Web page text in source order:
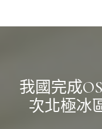
我國完成
次北極冰